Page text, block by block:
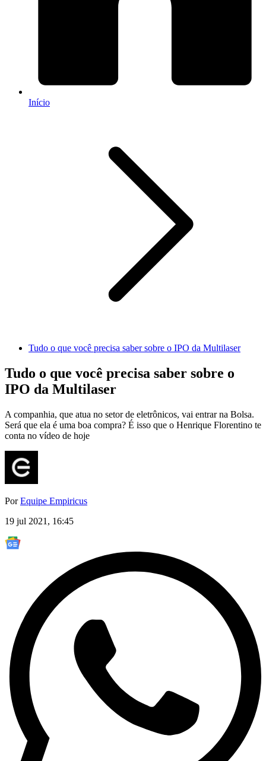
Início
Tudo o que você precisa saber sobre o IPO da Multilaser
Tudo o que você precisa saber sobre o
IPO da Multilaser
A companhia, que atua no setor de eletrônicos, vai entrar na Bolsa.
Será que ela é uma boa compra? É isso que o Henrique Florentino te
conta no vídeo de hoje
PorEquipe Empiricus
19 jul 2021, 16:45